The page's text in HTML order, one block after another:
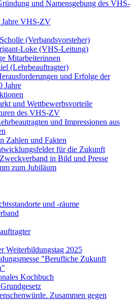
und Namensgebung des VHS-
Jahre VHS-ZV
(Verbandsvorsteher)
Loke (VHS-Leitung)
Mitarbeiterinnen
(Lehrbeauftragter)
und Erfolge der
Jahre
und Wettbewerbsvorteile
des VHS-ZV
und Impressionen aus
Zahlen und Fakten
für die Zukunft
in Bild und Presse
zum Jubiläum
und -räume
Weiterbildungstag 2025
"Berufliche Zukunft
Kochbuch
Zusammen gegen